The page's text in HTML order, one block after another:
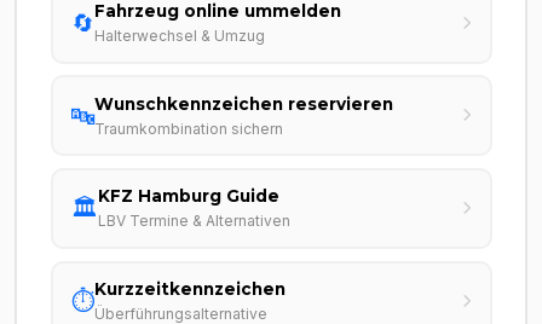
🔄Fahrzeug online ummelden
Halterwechsel & Umzug
🔤Wunschkennzeichen reservieren
Traumkombination sichern
🏛️KFZ Hamburg Guide
LBV Termine & Alternativen
⏱️Kurzzeitkennzeichen
Überführungsalternative